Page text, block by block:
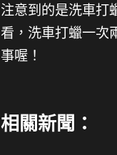
注意到的是洗車打
看，洗車打蠟一次
事喔！
相關新聞：